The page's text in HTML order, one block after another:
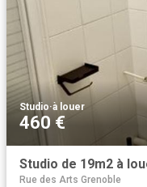
Studio·à louer
460 €
Studio de 19m2 à
Rue des Arts Grenoble